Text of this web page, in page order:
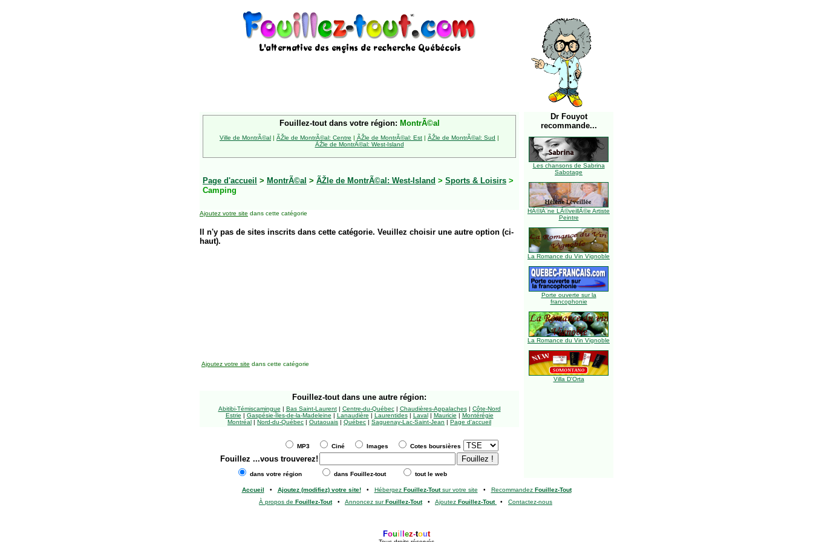
Fouillez-tout dans votre région: MontrÃ©al
Ville de MontrÃ©al | ÃŽle de MontrÃ©al: Centre | ÃŽle de MontrÃ©al: Est | ÃŽle de MontrÃ©al: Sud |
ÃŽle de MontrÃ©al: West-Island
Page d'accueil > MontrÃ©al > ÃŽle de MontrÃ©al: West-Island > Sports & Loisirs >
Camping
Ajoutez votre site dans cette catégorie
Il n'y pas de sites inscrits dans cette catégorie. Veuillez choisir une autre option (ci-
haut).
Dr Fouyot
recommande...
Les chansons de Sabrina
Sabotage
HÃ©lÃ¨ne LÃ©veillÃ©e Artiste
Peintre
La Romance du Vin Vignoble
Porte ouverte sur la
francophonie
La Romance du Vin Vignoble
Villa D'Orta
Ajoutez votre site dans cette catégorie
Fouillez-tout dans une autre région:
Abitibi-Témiscamingue | Bas Saint-Laurent| Centre-du-Québec| Chaudières-Appalaches| Côte-Nord
Estrie | Gaspésie-Îles-de-la-Madeleine | Lanaudière | Laurentides| Laval| Mauricie | Montérégie
Montréal | Nord-du-Québec | Outaouais | Québec | Saguenay-Lac-Saint-Jean | Page d'accueil
MP3 Ciné Images Cotes boursières
Fouillez ...vous trouverez!
dans votre région dans Fouillez-tout tout le web
Accueil • Ajoutez (modifiez) votre site!• Hébergez Fouillez-Toutsur votre site • Recommandez Fouillez-Tout
À propos de Fouillez-Tout• Annoncez surFouillez-Tout• Ajoutez Fouillez-Tout • Contactez-nous
Foui ez-tout